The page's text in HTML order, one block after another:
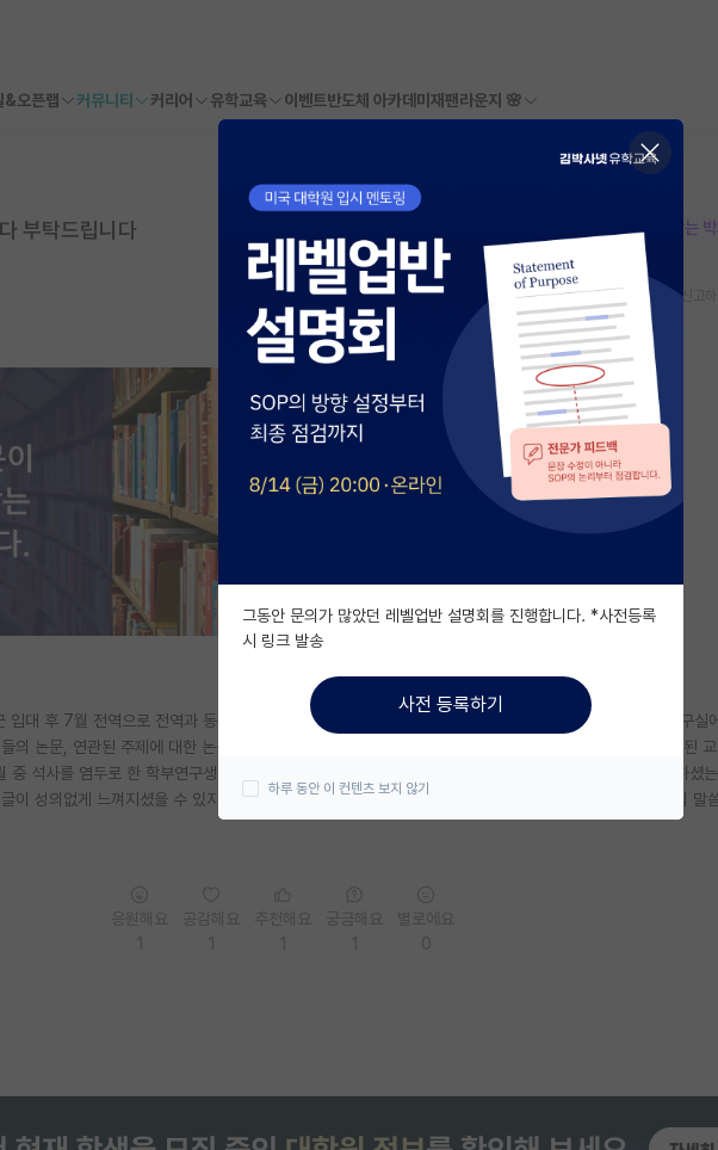
&오픈랩 커뮤니티 커리어 유학교육 이벤트반도체 아카데미 재팬라운지 🌸
본문이 수정되지 않는
부탁드립니다
스크랩 신고
입대 후 7월 전역으로 전역과 동시에 석사를 염두해 학부연구생을 준비 중입니다. 현재 저는 교수님의 연구실
의 논문, 연관된 주제에 대한 논문, 전공 복습 그리고 학교 수업에 사용하지는 않았지만 연구 주제에 관련된
중 석사를 염두로 한 학부연구생 컨텍을 하고 싶습니다. 이 때 면접에서 어떤 것들을 질문하고 어떻게 답하셨
이 성의없게 느껴지셨을 수 있지만 조언을 한 번 구해보고 싶습니다. 미리 답해주시는 분들에 대해 감사의 말
그동안 문의가 많았던 레벨업반 설명회를 진행합니다. *사전등록
시 링크 발송
사전 등록하기
하루 동안 이 컨텐츠 보지 않기